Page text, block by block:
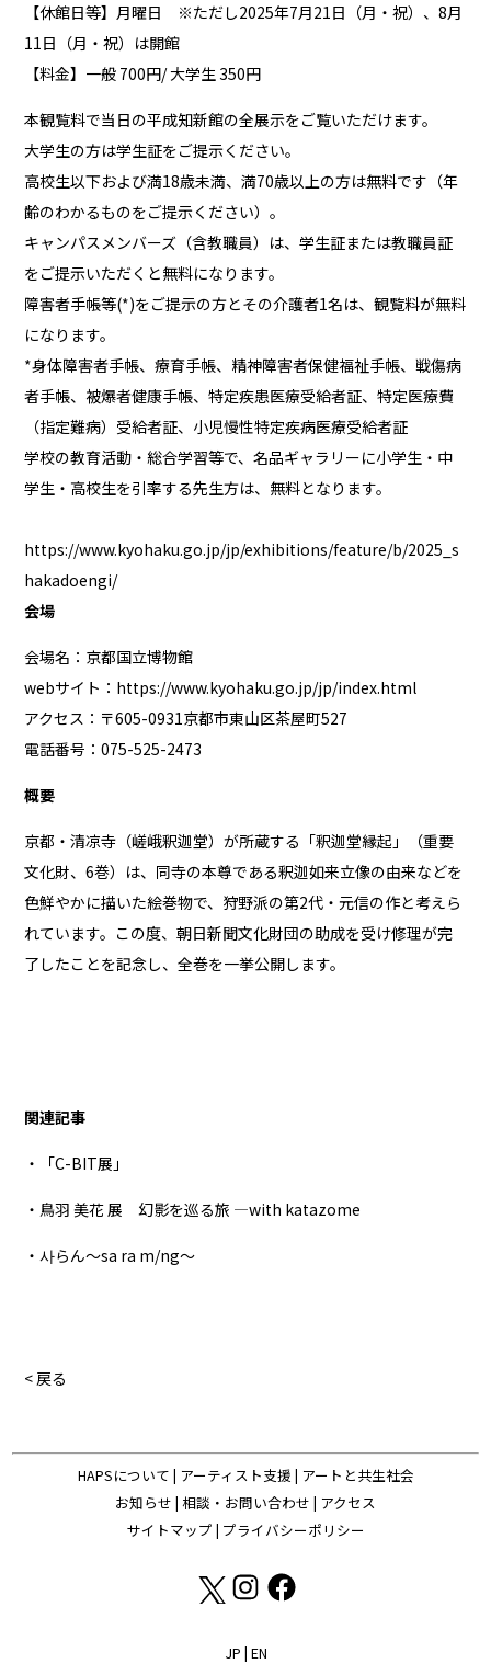
【休館日等】月曜日 ※ただし2025年7月21日（月・祝）、8月
11日（月・祝）は開館
【料金】一般 700円/ 大学生 350円
本観覧料で当日の平成知新館の全展示をご覧いただけます。
大学生の方は学生証をご提示ください。
高校生以下および満18歳未満、満70歳以上の方は無料です（年
齢のわかるものをご提示ください）。
キャンパスメンバーズ（含教職員） は、学生証または教職員証
をご提示いただくと無料になります。
障害者手帳等(*)をご提示の方とその介護者1名は、観覧料が無料
になります。
*身体障害者手帳、療育手帳、精神障害者保健福祉手帳、戦傷病
者手帳、被爆者健康手帳、特定疾患医療受給者証、特定医療費
（指定難病）受給者証、小児慢性特定疾病医療受給者証
学校の教育活動・総合学習等で、名品ギャラリーに小学生・中
学生・高校生を引率する先生方は、無料となります。
https://www.kyohaku.go.jp/jp/exhibitions/feature/b/2025_s
hakadoengi/
会場
会場名：京都国立博物館
webサイト： https://www.kyohaku.go.jp/jp/index.html
アクセス：〒605-0931京都市東山区茶屋町527
電話番号：075-525-2473
概要
京都・清凉寺（嵯峨釈迦堂）が所蔵する「釈迦堂縁起」（重要
文化財、6巻）は、同寺の本尊である釈迦如来立像の由来などを
色鮮やかに描いた絵巻物で、狩野派の第2代・元信の作と考えら
れています。この度、朝日新聞文化財団の助成を受け修理が完
了したことを記念し、全巻を一挙公開します。
関連記事
・「C-BIT展」
・鳥羽 美花 展 幻影を巡る旅 ―with katazome
・사らん～sa ra m/ng～
< 戻る
HAPSについて | アーティスト支援 | アートと共生社会
お知らせ | 相談・お問い合わせ | アクセス
サイトマップ | プライバシーポリシー
JP | EN